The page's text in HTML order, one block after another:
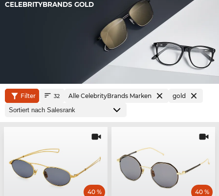
CELEBRITYBRANDS GOLD
Filter 32 Alle CelebrityBrands Marken gold
40 % 40 %